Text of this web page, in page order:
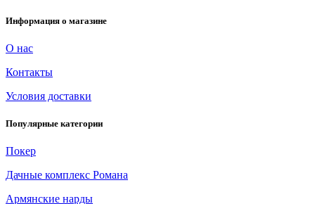
Информация о магазине
О нас
Контакты
Условия доставки
Популярные категории
Покер
Дачные комплекс Романа
Армянские нарды